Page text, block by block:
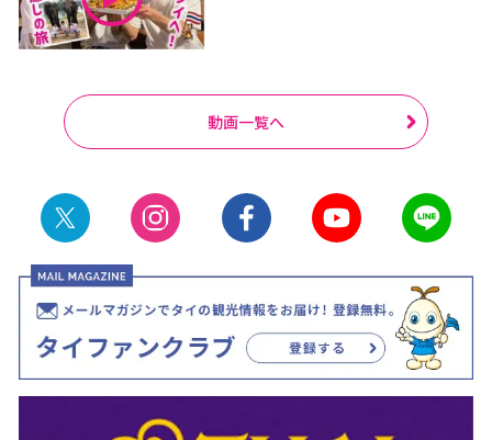
動画一覧へ